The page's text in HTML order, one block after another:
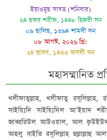
ইয়াওমুছ সাবত (শনিবার)
২৪ ছফর শরীফ, ১৪৪৮ হিজরী সন
০৯ ছালিছ, ১৩৯৪ শামসী সন
০৮ আগস্ট, ২০২৬ খ্রি:
২৪ শ্রাবণ, ১৪৩৩ ফসলী সন
মহাসম্মানিত
খলীফাতুল্লাহ, খলীফাতু
সাইয়্যিদি সাইয়্যিদিল আ’ইয়াদ
জাব্বারিউল আউওয়াল, আল ক্বউইউল
আহলু বাইতি রসূলিল্লাহ ছল্লাল্লাহু